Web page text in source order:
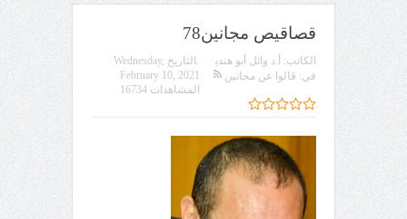
قصاقيص مجانين78
الكاتب: أ.د وائل أبو هندي التاريخ Wednesday,
February 10, 2021
في: قالوا عن مجانين
المشاهدات 16734